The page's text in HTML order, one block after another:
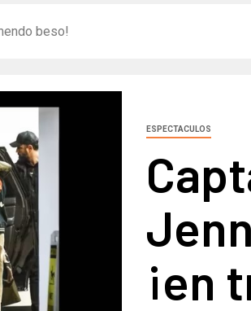
beso!
ESPECTACULOS
¡en